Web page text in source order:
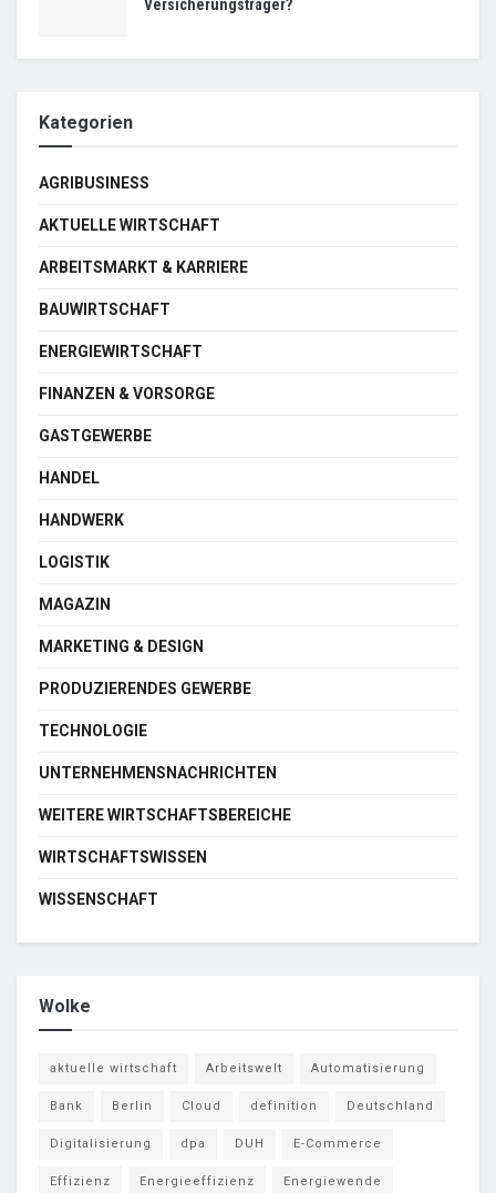
Versicherungsträger?
Kategorien
AGRIBUSINESS
AKTUELLE WIRTSCHAFT
ARBEITSMARKT & KARRIERE
BAUWIRTSCHAFT
ENERGIEWIRTSCHAFT
FINANZEN & VORSORGE
GASTGEWERBE
HANDEL
HANDWERK
LOGISTIK
MAGAZIN
MARKETING & DESIGN
PRODUZIERENDES GEWERBE
TECHNOLOGIE
UNTERNEHMENSNACHRICHTEN
WEITERE WIRTSCHAFTSBEREICHE
WIRTSCHAFTSWISSEN
WISSENSCHAFT
Wolke
aktuelle wirtschaft Arbeitswelt Automatisierung
Bank Berlin Cloud definition Deutschland
Digitalisierung dpa DUH E-Commerce
Effizienz Energieeffizienz Energiewende